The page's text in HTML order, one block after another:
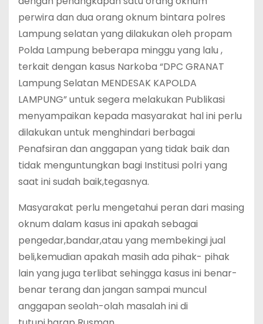
perwira dan dua orang oknum bintara polres
Lampung selatan yang dilakukan oleh propam
Polda Lampung beberapa minggu yang lalu ,
terkait dengan kasus Narkoba “DPC GRANAT
Lampung Selatan MENDESAK KAPOLDA
LAMPUNG” untuk segera melakukan Publikasi
menyampaikan kepada masyarakat hal ini perlu
dilakukan untuk menghindari berbagai
Penafsiran dan anggapan yang tidak baik dan
tidak menguntungkan bagi Institusi polri yang
saat ini sudah baik,tegasnya.
Masyarakat perlu mengetahui peran dari masing
oknum dalam kasus ini apakah sebagai
pengedar,bandar,atau yang membekingi jual
beli,kemudian apakah masih ada pihak- pihak
lain yang juga terlibat sehingga kasus ini benar-
benar terang dan jangan sampai muncul
anggapan seolah-olah masalah ini di